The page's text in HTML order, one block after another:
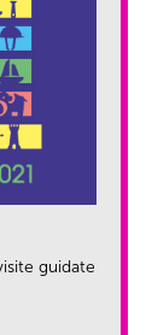
guidate